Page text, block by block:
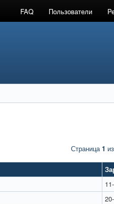
FAQ Пользователи
Страница1 из